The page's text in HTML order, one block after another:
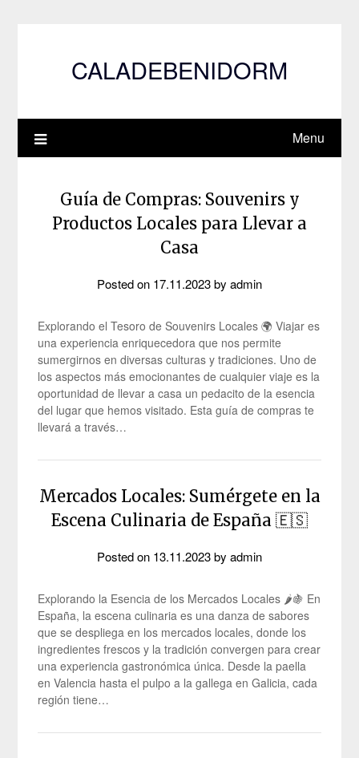
CALADEBENIDORM
Menu
Guía de Compras: Souvenirs y
Productos Locales para Llevar a
Casa
Posted on 17.11.2023by admin
Explorando el Tesoro de Souvenirs Locales 🌍 Viajar es
una experiencia enriquecedora que nos permite
sumergirnos en diversas culturas y tradiciones. Uno de
los aspectos más emocionantes de cualquier viaje es la
oportunidad de llevar a casa un pedacito de la esencia
del lugar que hemos visitado. Esta guía de compras te
llevará a través…
Mercados Locales: Sumérgete en la
Escena Culinaria de España 🇪🇸
Posted on 13.11.2023by admin
Explorando la Esencia de los Mercados Locales 🌶️🍇 En
España, la escena culinaria es una danza de sabores
que se despliega en los mercados locales, donde los
ingredientes frescos y la tradición convergen para crear
una experiencia gastronómica única. Desde la paella
en Valencia hasta el pulpo a la gallega en Galicia, cada
región tiene…